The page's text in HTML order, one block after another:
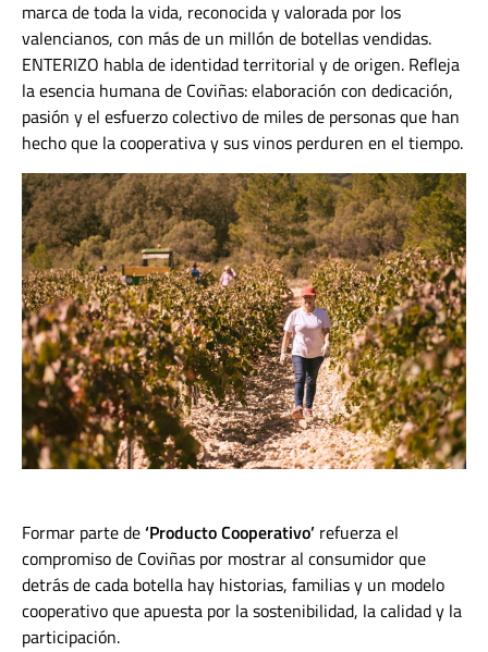
marca de toda la vida, reconocida y valorada por los
valencianos, con más de un millón de botellas vendidas.
ENTERIZO habla de identidad territorial y de origen. Refleja
la esencia humana de Coviñas: elaboración con dedicación,
pasión y el esfuerzo colectivo de miles de personas que han
hecho que la cooperativa y sus vinos perduren en el tiempo.
Formar parte de‘Producto Cooperativo’ refuerza el
compromiso de Coviñas por mostrar al consumidor que
detrás de cada botella hay historias, familias y un modelo
cooperativo que apuesta por la sostenibilidad, la calidad y la
participación.